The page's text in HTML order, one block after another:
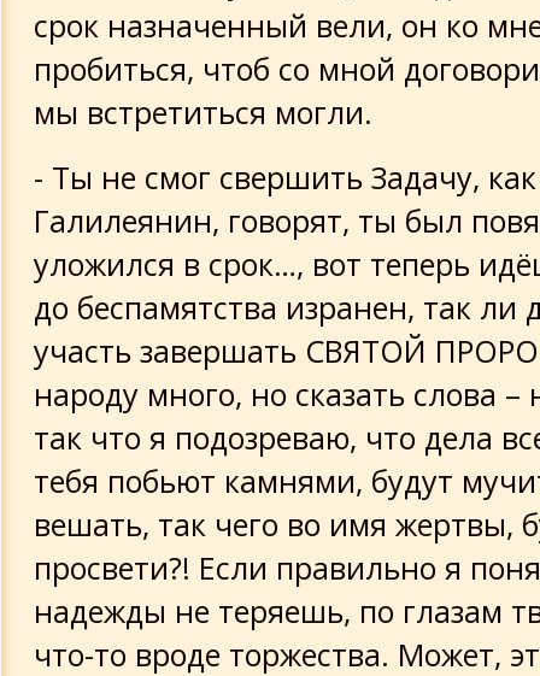
срок назначенный вели, он ко
пробиться, чтоб со мной
мы встретиться могли.
- Ты не смог свершить Задачу,
Галилеянин, говорят, ты был
уложился в срок…, вот теперь
до беспамятства изранен, так ли
участь завершать СВЯТОЙ
народу много, но сказать слова –
так что я подозреваю, что дела
тебя побьют камнями, будут
вешать, так чего во имя жертвы,
просвети?! Если правильно я
надежды не теряешь, по глазам
что-то вроде торжества. Может,